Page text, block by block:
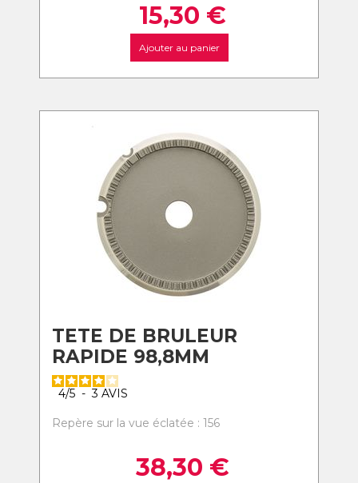
15,30 €
Ajouter au panier
TETE DE BRULEUR
RAPIDE 98,8MM
4/5 - 3 AVIS
Repère sur la vue éclatée : 156
38,30 €